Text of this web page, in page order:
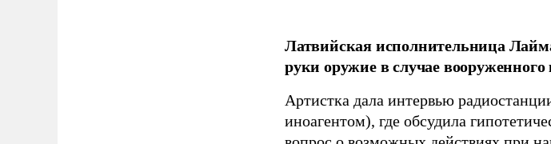
Латвийская исполнительница
руки оружие в случае
Артистка дала интервью
иноагентом), где обсудила